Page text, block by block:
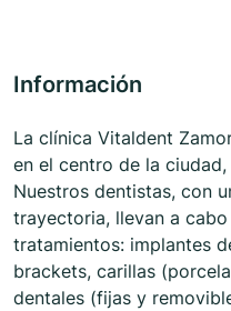
Información
La clínica Vitaldent
en el centro de la
Nuestros dentistas, con
trayectoria, llevan a
tratamientos: implantes
brackets, carillas
dentales (fijas y